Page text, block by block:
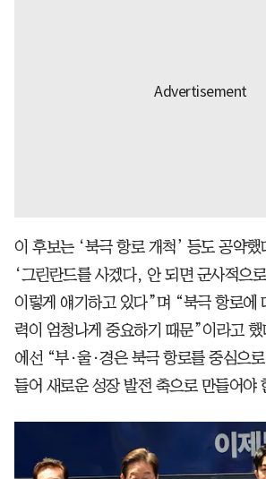
이 후보는 ‘북극 항로 개척’ 등도 공약했
‘그린란드를 사겠다, 안 되면 군사적으
이렇게 얘기하고 있다”며 “북극 항로에
력이 엄청나게 중요하기 때문”이라고
에선 “부·울·경은 북극 항로를 중심으
들어 새로운 성장 발전 축으로 만들어야